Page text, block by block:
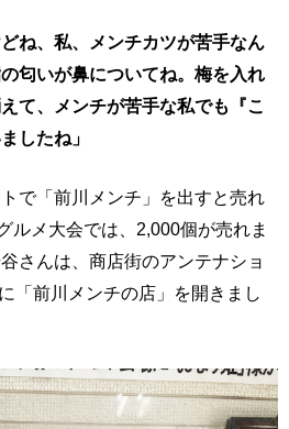
ね、私、メンチカツが苦手なん
匂いが鼻についてね。梅を入れ
て、メンチが苦手な私でも『こ
したね」
で「前川メンチ」を出すと売れ
ルメ大会では、2,000個が売れま
さんは、商店街のアンテナショ
「前川メンチの店」を開きまし